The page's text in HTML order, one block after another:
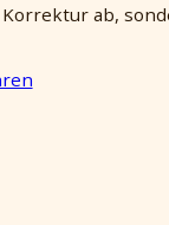
ab,